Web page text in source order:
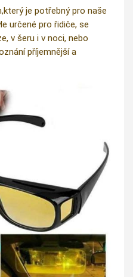
je potřebný pro naše
určené pro řidiče, se
v šeru i v noci, nebo
příjemnější a